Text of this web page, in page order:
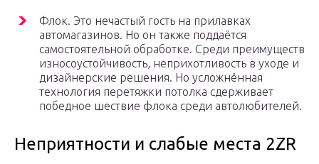
Флок. Это нечастый гость на прилавках
автомагазинов. Но он также поддаётся
самостоятельной обработке. Среди преимуществ
износоустойчивость, неприхотливость в уходе и
дизайнерские решения. Но усложнённая
технология перетяжки потолка сдерживает
победное шествие флока среди автолюбителей.
Неприятности и слабые места 2ZR